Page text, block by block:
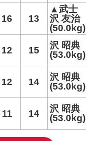
16 13
▲武士
沢 友治
(50.0kg)
12 15
沢 昭典
(53.0kg)
12 14
沢 昭典
(53.0kg)
11 14
沢 昭典
(53.0kg)